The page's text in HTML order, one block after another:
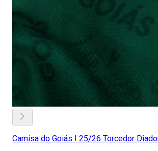
Camisa do Goiás I 25/26 Torcedor